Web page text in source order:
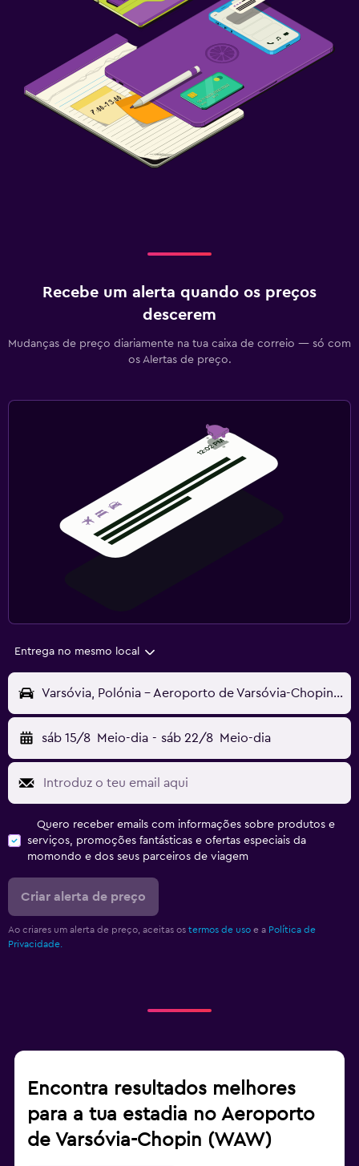
Recebe um alerta quando os preços
descerem
Mudanças de preço diariamente na tua caixa de correio — só com
os Alertas de preço.
Entrega no mesmo local
Varsóvia, Polónia - Aeroporto de Varsóvia-Chopin (WAW)
sáb 15/8 Meio-dia - sáb 22/8 Meio-dia
Quero receber emails com informações sobre produtos e
serviços, promoções fantásticas e ofertas especiais da
momondo e dos seus parceiros de viagem
Criar alerta de preço
Ao criares um alerta de preço, aceitas os termos de uso e a Política de
Privacidade.
Encontra resultados melhores
para a tua estadia no Aeroporto
de Varsóvia-Chopin (WAW)